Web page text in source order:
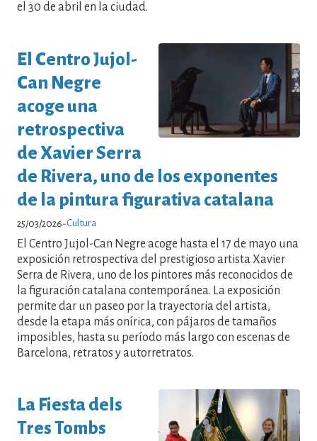
el 30 de abril en la ciudad.
El Centro Jujol-
Can Negre
acoge una
retrospectiva
de Xavier Serra
de Rivera, uno de los exponentes
de la pintura figurativa catalana
25/03/2026-Cultura
El Centro Jujol-Can Negre acoge hasta el 17 de mayo una
exposición retrospectiva del prestigioso artista Xavier
Serra de Rivera, uno de los pintores más reconocidos de
la figuración catalana contemporánea. La exposición
permite dar un paseo por la trayectoria del artista,
desde la etapa más onírica, con pájaros de tamaños
imposibles, hasta su período más largo con escenas de
Barcelona, ​​retratos y autorretratos.
La Fiesta dels
Tres Tombs